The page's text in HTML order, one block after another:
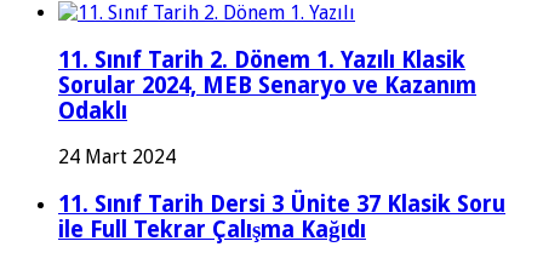
11. Sınıf Tarih 2. Dönem 1. Yazılı Klasik
Sorular 2024, MEB Senaryo ve Kazanım
Odaklı
24 Mart 2024
11. Sınıf Tarih Dersi 3 Ünite 37 Klasik Soru
ile Full Tekrar Çalışma Kağıdı